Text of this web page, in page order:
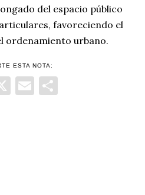
del espacio público
favoreciendo el
ordenamiento urbano.
ESTA NOTA:
X Email